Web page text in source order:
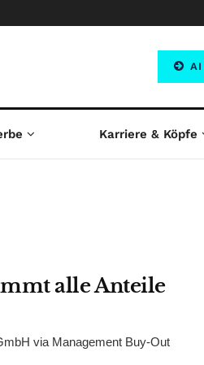
AI
Karriere & Köpfe
alle Anteile
via Management Buy-Out